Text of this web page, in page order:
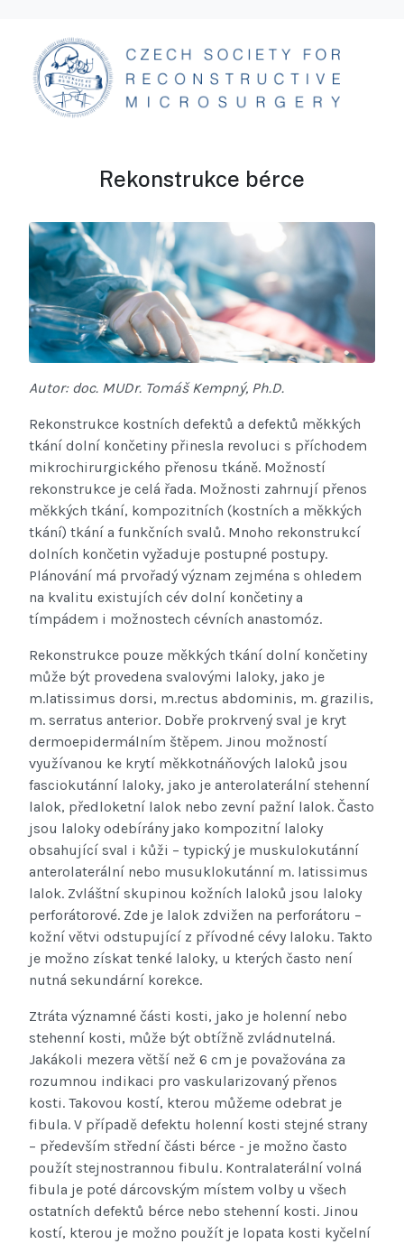
Rekonstrukce bérce
Autor: doc. MUDr. Tomáš Kempný, Ph.D.
Rekonstrukce kostních defektů a defektů měkkých
tkání dolní končetiny přinesla revoluci s příchodem
mikrochirurgického přenosu tkáně. Možností
rekonstrukce je celá řada. Možnosti zahrnují přenos
měkkých tkání, kompozitních (kostních a měkkých
tkání) tkání a funkčních svalů. Mnoho rekonstrukcí
dolních končetin vyžaduje postupné postupy.
Plánování má prvořadý význam zejména s ohledem
na kvalitu existujích cév dolní končetiny a
tímpádem i možnostech cévních anastomóz.
Rekonstrukce pouze měkkých tkání dolní končetiny
může být provedena svalovými laloky, jako je
m.latissimus dorsi, m.rectus abdominis, m. grazilis,
m. serratus anterior. Dobře prokrvený sval je kryt
dermoepidermálním štěpem. Jinou možností
využívanou ke krytí měkkotnáňových laloků jsou
fasciokutánní laloky, jako je anterolaterální stehenní
lalok, předloketní lalok nebo zevní pažní lalok. Často
jsou laloky odebírány jako kompozitní laloky
obsahující sval i kůži – typický je muskulokutánní
anterolaterální nebo musuklokutánní m. latissimus
lalok. Zvláštní skupinou kožních laloků jsou laloky
perforátorové. Zde je lalok zdvižen na perforátoru –
kožní větvi odstupující z přívodné cévy laloku. Takto
je možno získat tenké laloky, u kterých často není
nutná sekundární korekce.
Ztráta významné části kosti, jako je holenní nebo
stehenní kosti, může být obtížně zvládnutelná.
Jakákoli mezera větší než 6 cm je považována za
rozumnou indikaci pro vaskularizovaný přenos
kosti. Takovou kostí, kterou můžeme odebrat je
fibula. V případě defektu holenní kosti stejné strany
– především střední části bérce - je možno často
použít stejnostrannou fibulu. Kontralaterální volná
fibula je poté dárcovským místem volby u všech
ostatních defektů bérce nebo stehenní kosti. Jinou
kostí, kterou je možno použít je lopata kosti kyčelní